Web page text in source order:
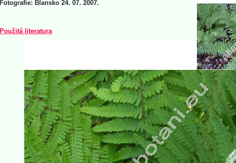
Fotografie: Blansko 24. 07. 2007.
Použitá literatura